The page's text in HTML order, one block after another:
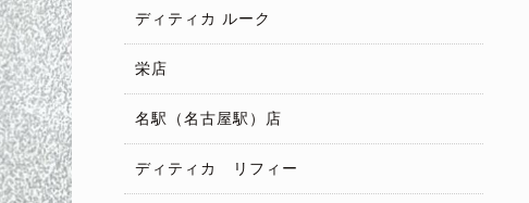
ディティカ ルーク
栄店
名駅（名古屋駅）店
ディティカ リフィー